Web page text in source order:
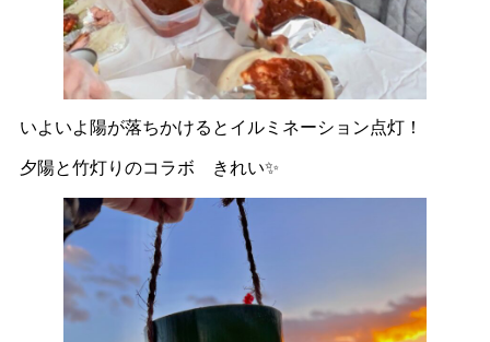
いよいよ陽が落ちかけるとイルミネーション点灯！
夕陽と竹灯りのコラボ きれい✨